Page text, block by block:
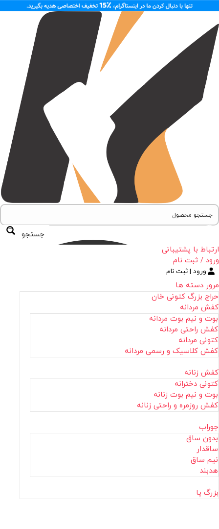
جستجو
ارتباط با پشتیبانی
ورود / ثبت نام
ورود | ثبت نام
مرور دسته ها
حراج بزرگ کتونی خان
کفش مردانه
بوت و نیم بوت مردانه
کفش راحتی مردانه
کتونی مردانه
کفش کلاسیک و رسمی مردانه
کفش زنانه
کتونی دخترانه
بوت و نیم بوت زنانه
کفش روزمره و راحتی زنانه
جوراب
بدون ساق
ساقدار
نیم ساق
هدبند
بزرگ پا